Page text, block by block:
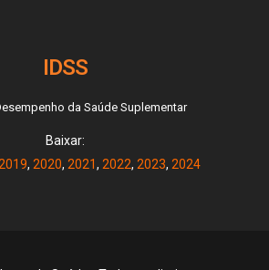
IDSS
da Saúde Suplementar
Baixar:
, 2020, 2021, 2022, 2023, 2024